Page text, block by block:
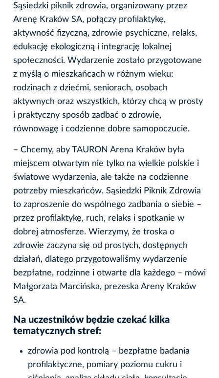
Sąsiedzki piknik zdrowia, organizowany przez
Arenę Kraków SA, połączy profilaktykę,
aktywność fizyczną, zdrowie psychiczne, relaks,
edukację ekologiczną i integrację lokalnej
społeczności. Wydarzenie zostało przygotowane
z myślą o mieszkańcach w różnym wieku:
rodzinach z dziećmi, seniorach, osobach
aktywnych oraz wszystkich, którzy chcą w prosty
i praktyczny sposób zadbać o zdrowie,
równowagę i codzienne dobre samopoczucie.
– Chcemy, aby TAURON Arena Kraków była
miejscem otwartym nie tylko na wielkie polskie i
światowe wydarzenia, ale także na codzienne
potrzeby mieszkańców. Sąsiedzki Piknik Zdrowia
to zaproszenie do wspólnego zadbania o siebie –
przez profilaktykę, ruch, relaks i spotkanie w
dobrej atmosferze. Wierzymy, że troska o
zdrowie zaczyna się od prostych, dostępnych
działań, dlatego przygotowaliśmy wydarzenie
bezpłatne, rodzinne i otwarte dla każdego – mówi
Małgorzata Marcińska, prezeska Areny Kraków
SA.
Na uczestników będzie czekać kilka
tematycznych stref:
zdrowia pod kontrolą – bezpłatne badania
profilaktyczne, pomiary poziomu cukru i